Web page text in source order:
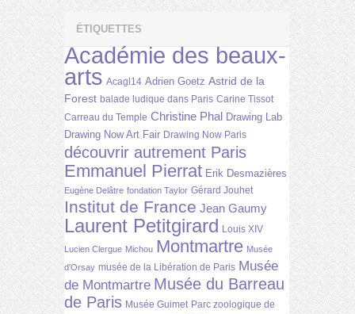
ÉTIQUETTES
Académie des beaux-
arts Acagl14 Adrien Goetz Astrid de la
Forest balade ludique dans Paris Carine Tissot
Carreau du Temple Christine Phal Drawing Lab
Drawing Now Art Fair Drawing Now Paris
découvrir autrement Paris
Emmanuel Pierrat Erik Desmazières
Eugène Delâtre fondation Taylor Gérard Jouhet
Institut de France Jean Gaumy
Laurent Petitgirard Louis XIV
Lucien Clergue Michou Montmartre Musée
d'Orsay musée de la Libération de Paris Musée
de Montmartre Musée du Barreau
de Paris Musée Guimet Parc zoologique de